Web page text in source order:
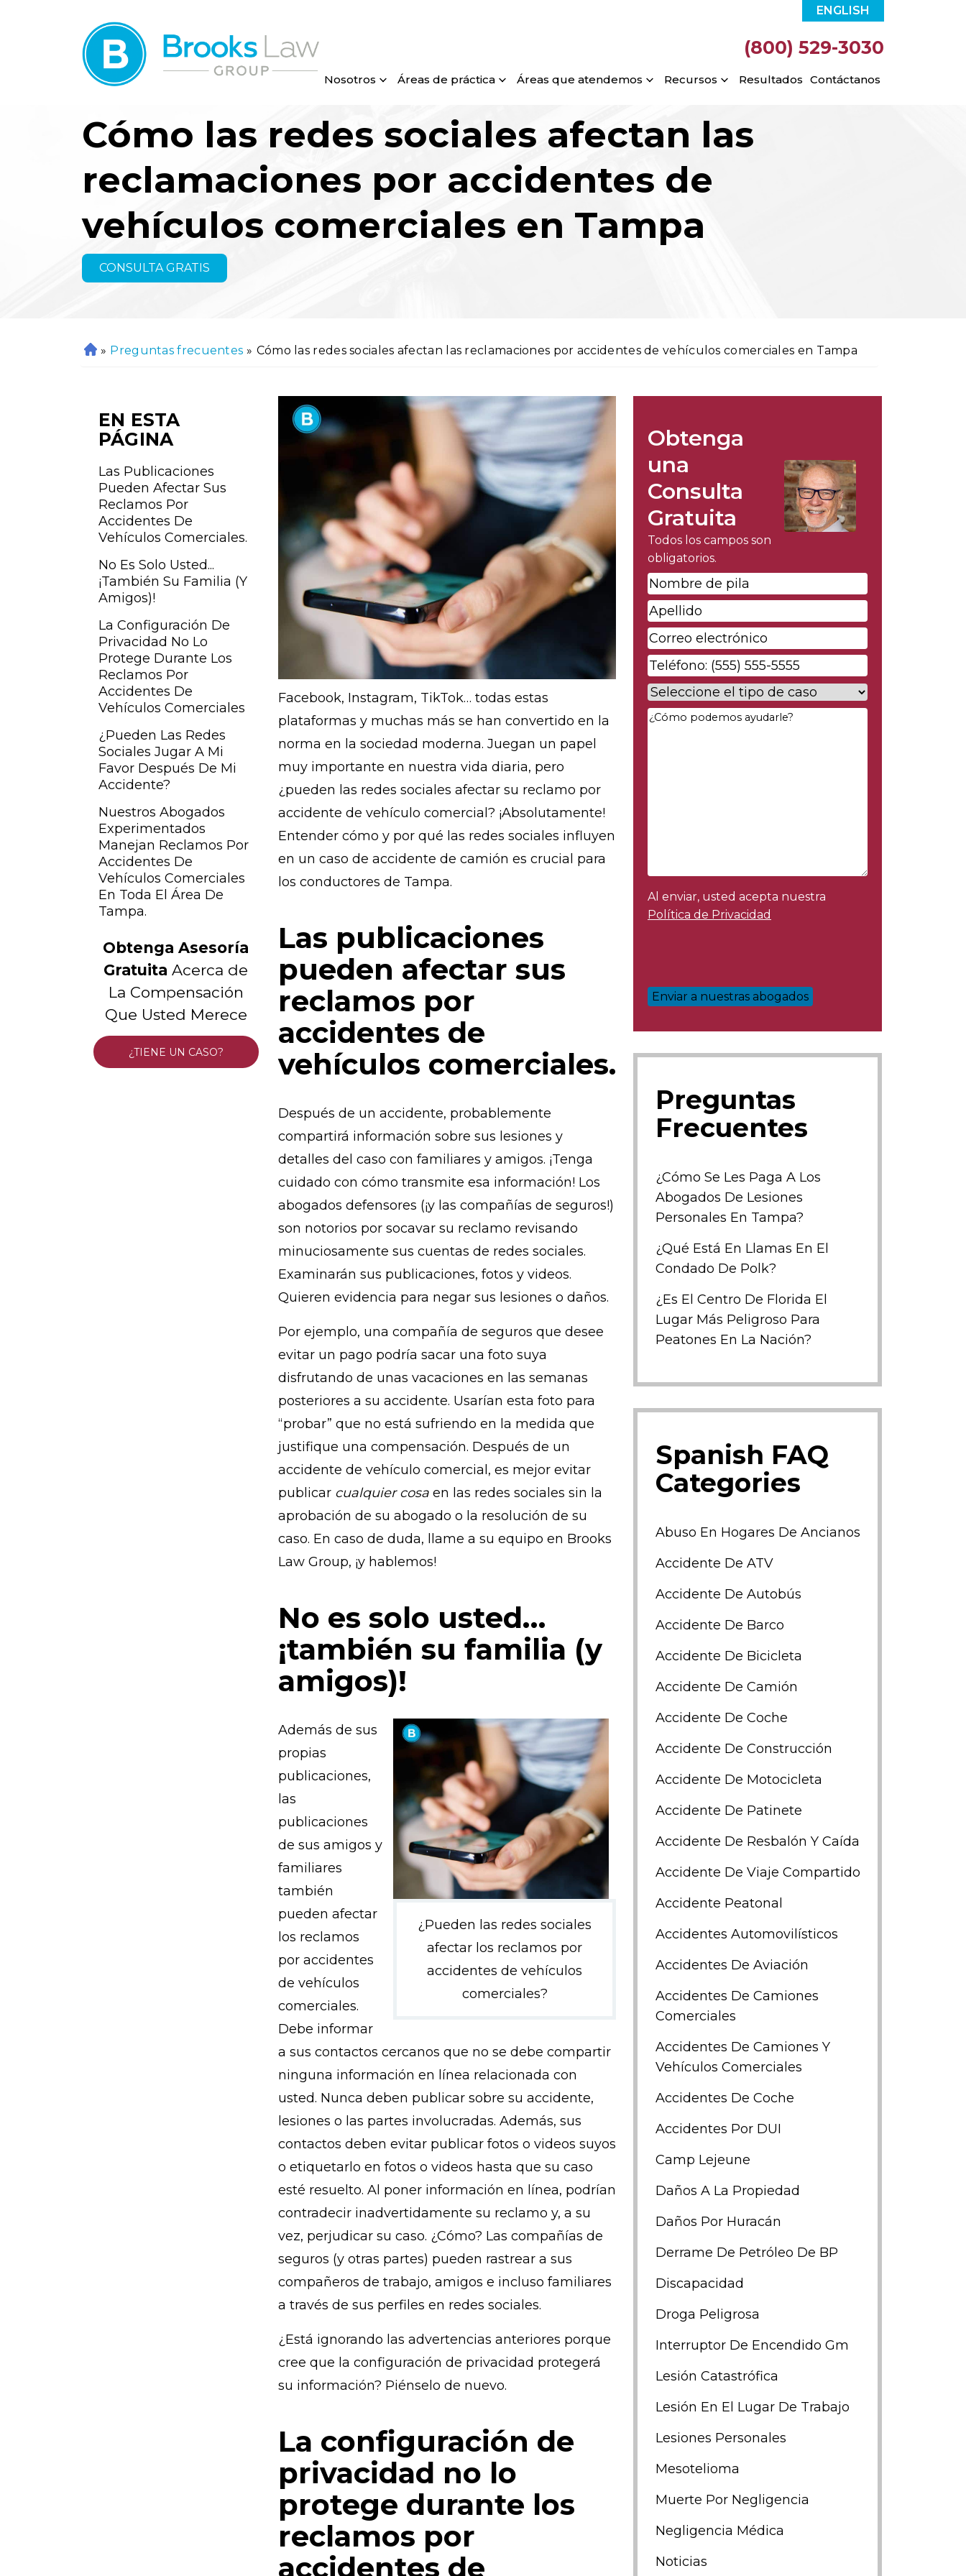
ENGLISH
(800) 529-3030
Nosotros Áreas de práctica Áreas que atendemos Recursos Resultados Contáctanos
Cómo las redes sociales afectan las
reclamaciones por accidentes de
vehículos comerciales en Tampa
CONSULTA GRATIS
In » Preguntas frecuentes » Cómo las redes sociales afectan las reclamaciones por accidentes de vehículos comerciales en Tampa
EN ESTA
PÁGINA
Las Publicaciones
Pueden Afectar Sus
Reclamos Por
Accidentes De
Vehículos Comerciales.
No Es Solo Usted...
¡también Su Familia (y
Amigos)!
La Configuración De
Privacidad No Lo
Protege Durante Los
Reclamos Por
Accidentes De
Vehículos Comerciales
¿Pueden Las Redes
Sociales Jugar A Mi
Favor Después De Mi
Accidente?
Nuestros Abogados
Experimentados
Manejan Reclamos Por
Accidentes De
Vehículos Comerciales
En Toda El Área De
Tampa.
Obtenga Asesoría
Gratuita Acerca de
La Compensación
Que Usted Merece
¿TIENE UN CASO?
Facebook, Instagram, TikTok… todas estas
plataformas y muchas más se han convertido en la
norma en la sociedad moderna. Juegan un papel
muy importante en nuestra vida diaria, pero
¿pueden las redes sociales afectar su reclamo por
accidente de vehículo comercial? ¡Absolutamente!
Entender cómo y por qué las redes sociales influyen
en un caso de accidente de camión es crucial para
los conductores de Tampa.
Las publicaciones
pueden afectar sus
reclamos por
accidentes de
vehículos comerciales.
Después de un accidente, probablemente
compartirá información sobre sus lesiones y
detalles del caso con familiares y amigos. ¡Tenga
cuidado con cómo transmite esa información! Los
abogados defensores (¡y las compañías de seguros!)
son notorios por socavar su reclamo revisando
minuciosamente sus cuentas de redes sociales.
Examinarán sus publicaciones, fotos y videos.
Quieren evidencia para negar sus lesiones o daños.
Por ejemplo, una compañía de seguros que desee
evitar un pago podría sacar una foto suya
disfrutando de unas vacaciones en las semanas
posteriores a su accidente. Usarían esta foto para
“probar” que no está sufriendo en la medida que
justifique una compensación. Después de un
accidente de vehículo comercial, es mejor evitar
publicar cualquier cosa en las redes sociales sin la
aprobación de su abogado o la resolución de su
caso. En caso de duda, llame a su equipo en Brooks
Law Group, ¡y hablemos!
No es solo usted…
¡también su familia (y
amigos)!
¿Pueden las redes sociales
afectar los reclamos por
accidentes de vehículos
comerciales?
Además de sus
propias
publicaciones,
las
publicaciones
de sus amigos y
familiares
también
pueden afectar
los reclamos
por accidentes
de vehículos
comerciales.
Debe informar
a sus contactos cercanos que no se debe compartir
ninguna información en línea relacionada con
usted. Nunca deben publicar sobre su accidente,
lesiones o las partes involucradas. Además, sus
contactos deben evitar publicar fotos o videos suyos
o etiquetarlo en fotos o videos hasta que su caso
esté resuelto. Al poner información en línea, podrían
contradecir inadvertidamente su reclamo y, a su
vez, perjudicar su caso. ¿Cómo? Las compañías de
seguros (y otras partes) pueden rastrear a sus
compañeros de trabajo, amigos e incluso familiares
a través de sus perfiles en redes sociales.
¿Está ignorando las advertencias anteriores porque
cree que la configuración de privacidad protegerá
su información? Piénselo de nuevo.
La configuración de
privacidad no lo
protege durante los
reclamos por
accidentes de
Obtenga
una
Consulta
Gratuita
Todos los campos son
obligatorios.
Nombre
de
pila*
Apellido*
Correo
electrónico*
Phone*
Case
Type*
Your
Al enviar, usted acepta nuestra
Política de Privacidad
Preguntas
Frecuentes
¿Cómo Se Les Paga A Los
Abogados De Lesiones
Personales En Tampa?
¿Qué Está En Llamas En El
Condado De Polk?
¿Es El Centro De Florida El
Lugar Más Peligroso Para
Peatones En La Nación?
Spanish FAQ
Categories
Abuso En Hogares De Ancianos
Accidente De ATV
Accidente De Autobús
Accidente De Barco
Accidente De Bicicleta
Accidente De Camión
Accidente De Coche
Accidente De Construcción
Accidente De Motocicleta
Accidente De Patinete
Accidente De Resbalón Y Caída
Accidente De Viaje Compartido
Accidente Peatonal
Accidentes Automovilísticos
Accidentes De Aviación
Accidentes De Camiones
Comerciales
Accidentes De Camiones Y
Vehículos Comerciales
Accidentes De Coche
Accidentes Por DUI
Camp Lejeune
Daños A La Propiedad
Daños Por Huracán
Derrame De Petróleo De BP
Discapacidad
Droga Peligrosa
Interruptor De Encendido Gm
Lesión Catastrófica
Lesión En El Lugar De Trabajo
Lesiones Personales
Mesotelioma
Muerte Por Negligencia
Negligencia Médica
Noticias